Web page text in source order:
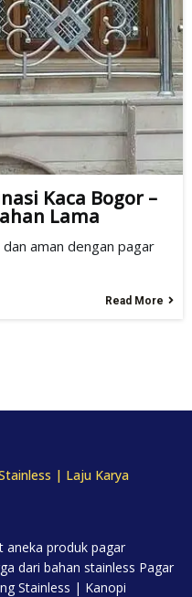
Kaca Bogor –
Lama
dan aman dengan pagar
Read More
| Laju Karya
aneka produk pagar
dari bahan stainless Pagar
Stainless | Kanopi